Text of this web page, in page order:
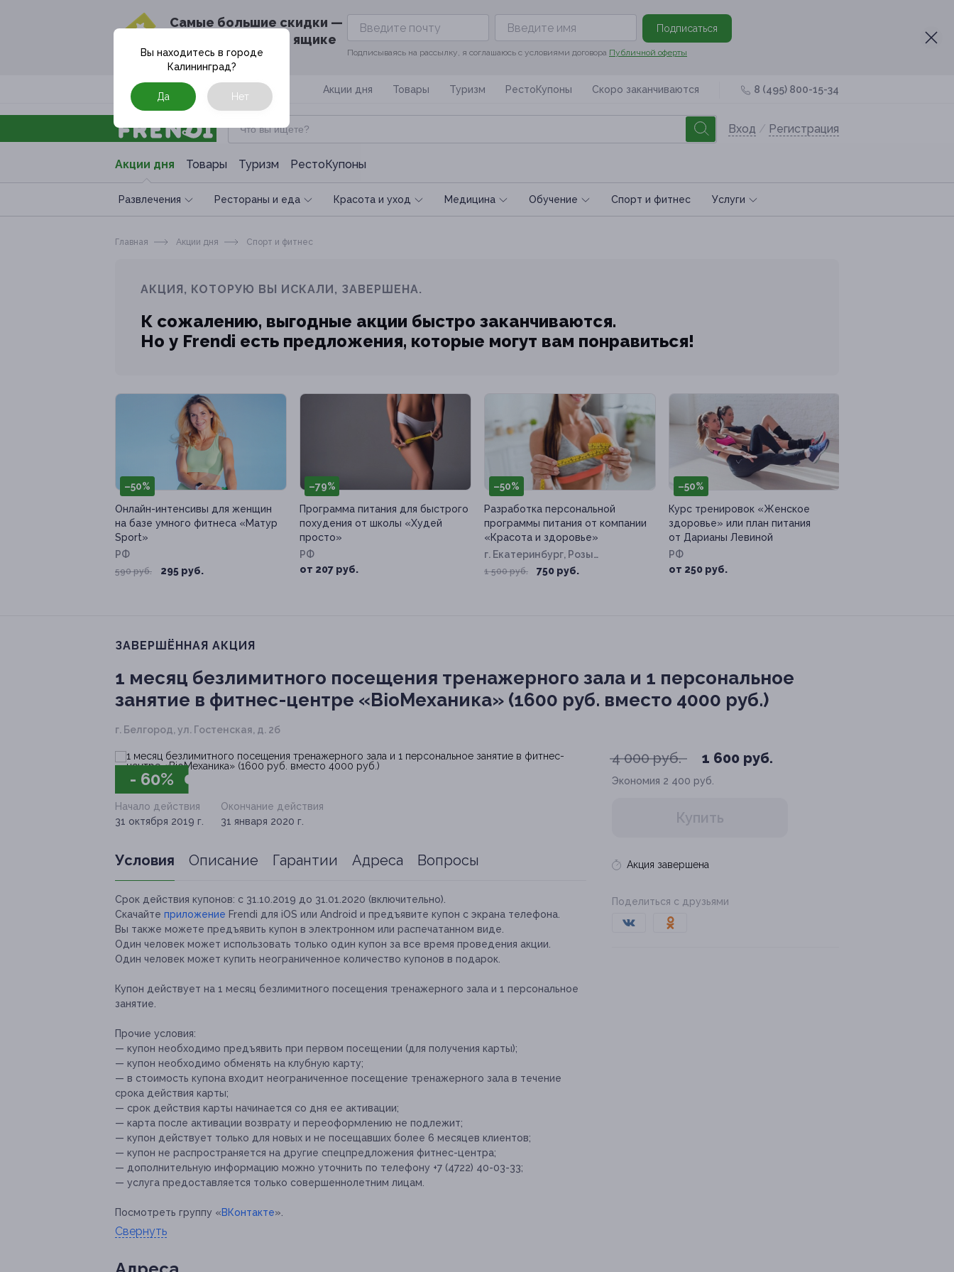
Cамые большие скидки —
в твоём почтовом ящике
Подписаться
Подписываясь на рассылку, я соглашаюсь с условиями договора Публичной оферты
Москва Акции дня Товары Туризм РестоКупоны Скоро заканчиваются 8 (495) 800-15-34
Вход / Регистрация
Акции дня Товары Туризм РестоКупоны
Развлечения Рестораны и еда Красота и уход Медицина Обучение Спoрт и фитнес Услуги
Вы находитесь в городе
Калининград?
Да Нет
Главная Акции дня Спoрт и фитнес
АКЦИЯ, КОТОРУЮ ВЫ ИСКАЛИ, ЗАВЕРШЕНА.
К сожалению, выгодные акции быстро заканчиваются.
Но у Frendi есть предложения, которые могут вам понравиться!
–50%
Онлайн-интенсивы для женщин
на базе умного фитнеса «Матур
Sport»
РФ
590 руб. 295 руб.
–79%
Программа питания для быстрого
похудения от школы «Худей
просто»
РФ
от 207 руб.
–50%
Разработка персональной
программы питания от компании
«Красота и здоровье»
г. Екатеринбург, Розы
Люксембург ул, д. 67б
1 500 руб. 750 руб.
–50%
Курс тренировок «Женское
здоровье» или план питания
от Дарианы Левиной
РФ
от 250 руб.
ЗАВЕРШЁННАЯ АКЦИЯ
1 месяц безлимитного посещения тренажерного зала и 1 персональное
занятие в фитнес-центре «BioМеханика» (1600 руб. вместо 4000 руб.)
г. Белгород, ул. Гостенская, д. 2б
- 60%
4 000 руб. 1 600 руб.
Экономия 2 400 руб.
Купить
Акция завершена
Поделиться с друзьями
Начало действия
31 октября 2019 г.
Окончание действия
31 января 2020 г.
Условия Описание Гарантии Адреса Вопросы
Срок действия купонов: с 31.10.2019 до 31.01.2020 (включительно).
Скачайте приложение Frendi для iOS или Android и предъявите купон с экрана телефона.
Вы также можете предъявить купон в электронном или распечатанном виде.
Один человек может использовать только один купон за все время проведения акции.
Один человек может купить неограниченное количество купонов в подарок.
Купон действует на 1 месяц безлимитного посещения тренажерного зала и 1 персональное
занятие.
Прочие условия:
— купон необходимо предъявить при первом посещении (для получения карты);
— купон необходимо обменять на клубную карту;
— в стоимость купона входит неограниченное посещение тренажерного зала в течение
срока действия карты;
— срок действия карты начинается со дня ее активации;
— карта после активации возврату и переоформлению не подлежит;
— купон действует только для новых и не посещавших более 6 месяцев клиентов;
— купон не распространяется на другие спецпредложения фитнес-центра;
— дополнительную информацию можно уточнить по телефону +7 (4722) 40-03-33;
— услуга предоставляется только совершеннолетним лицам.
Посмотреть группу «ВКонтакте».
Свернуть